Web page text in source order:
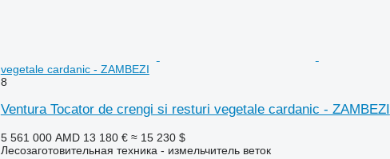
vegetale cardanic - ZAMBEZI
8
Ventura Tocator de crengi si resturi vegetale cardanic - ZAMBEZI
5 561 000 AMD 13 180 € ≈ 15 230 $
Лесозаготовительная техника - измельчитель веток